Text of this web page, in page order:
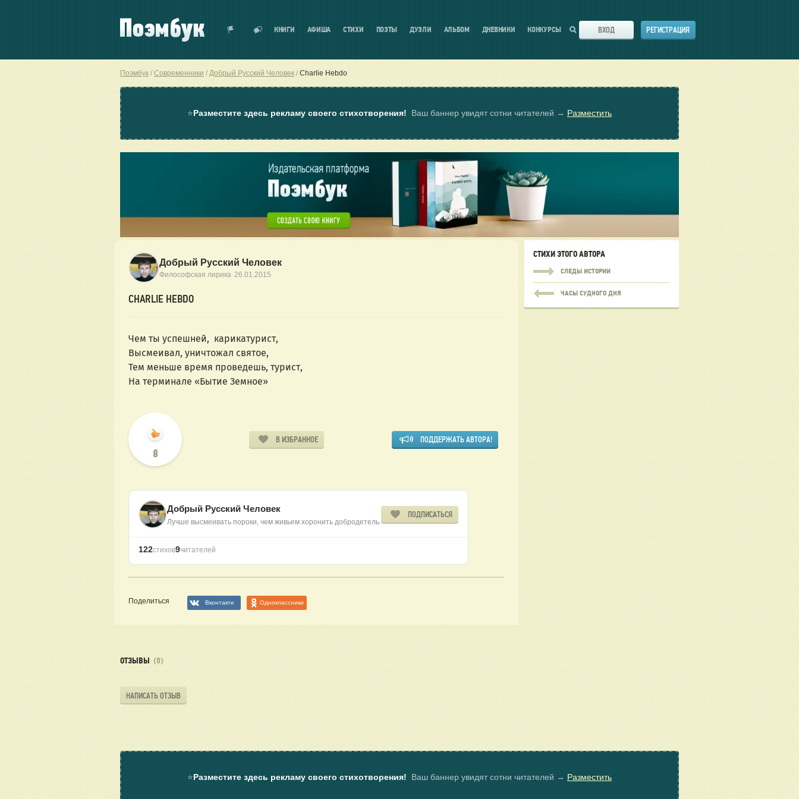
КНИГИ АФИША СТИХИ ПОЭТЫ ДУЭЛИ АЛЬБОМ ДНЕВНИКИ КОНКУРСЫ ВХОД РЕГИСТРАЦИЯ
Поэмбук Современники Добрый Русский Человек Charlie Hebdo
⭐Разместите здесь рекламу своего стихотворения! Ваш баннер увидят сотни читателей → Разместить
Добрый Русский Человек
Философская лирика·26.01.2015
CHARLIE HEBDO
Чем ты успешней, карикатурист,
Высмеивал, уничтожал святое,
Тем меньше время проведешь, турист,
На терминале «Бытие Земное»
8
В ИЗБРАННОЕ ПОДДЕРЖАТЬ АВТОРА!
Добрый Русский Человек
Лучше высмеивать пороки, чем живьем хоронить добродетель.
ПОДПИСАТЬСЯ
122стихов9читателей
Поделиться Вконтакте Одноклассники
СТИХИ ЭТОГО АВТОРА
СЛЕДЫ ИСТОРИИ
ЧАСЫ СУДНОГО ДНЯ
ОТЗЫВЫ (0)
НАПИСАТЬ ОТЗЫВ
⭐Разместите здесь рекламу своего стихотворения! Ваш баннер увидят сотни читателей → Разместить